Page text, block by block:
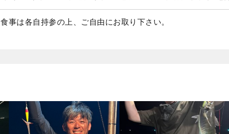
食事は各自持参の上、ご自由にお取り下さい。